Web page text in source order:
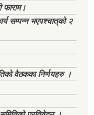
फाराम।
सम्पन्न भएपश्चात्‌को २
वैठकका निर्णयहरु ।